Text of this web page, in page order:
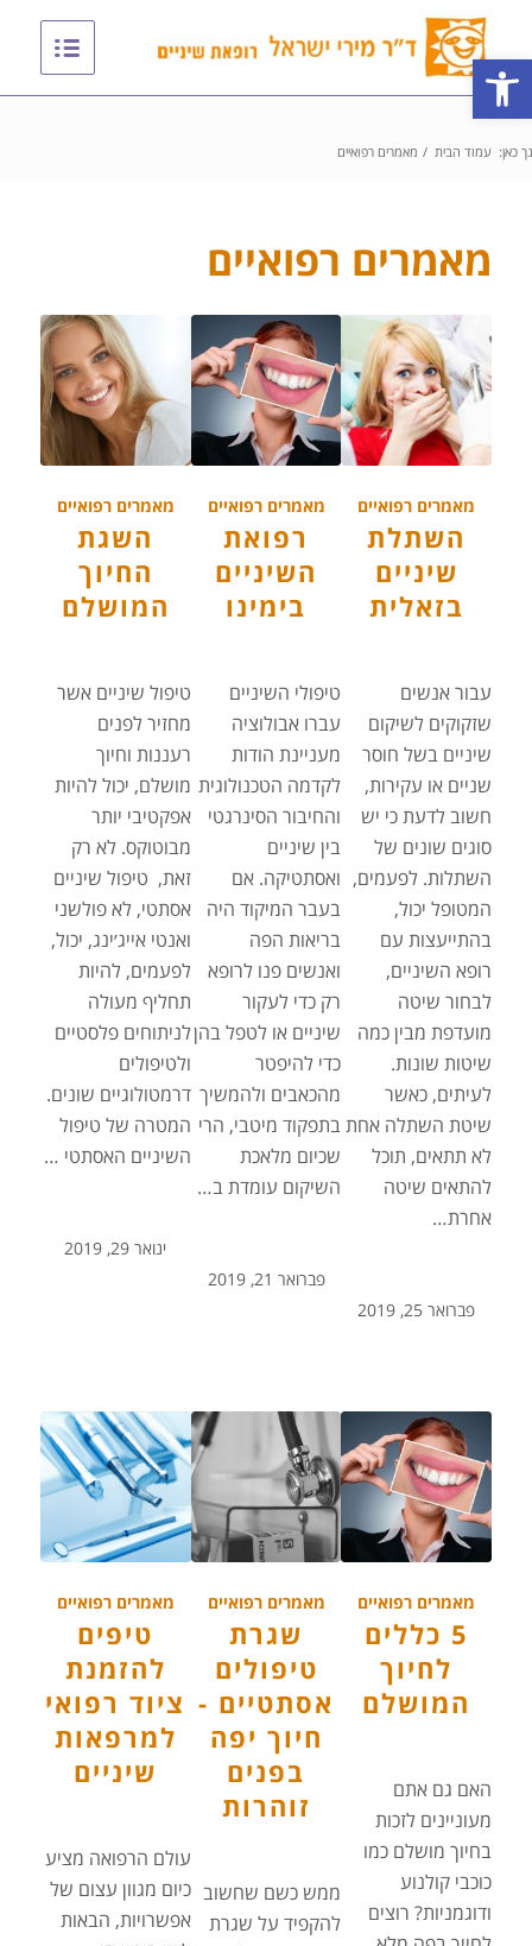
פתח סרגל נגישות
כאן: עמוד הבית / מאמרים רפואיים
מאמרים רפואיים
מאמרים רפואיים
השתלת
שיניים
בזאלית
עבור אנשים
שזקוקים לשיקום
שיניים בשל חוסר
שניים או עקירות,
חשוב לדעת כי יש
סוגים שונים של
השתלות. לפעמים,
המטופל יכול,
בהתייעצות עם
רופא השיניים,
לבחור שיטה
מועדפת מבין כמה
שיטות שונות.
לעיתים, כאשר
שיטת השתלה אחת
לא תתאים, תוכל
להתאים שיטה
אחרת…
פברואר 25, 2019
מאמרים רפואיים
רפואת
השיניים
בימינו
טיפולי השיניים
עברו אבולוציה
מעניינת הודות
לקדמה הטכנולוגית
והחיבור הסינרגטי
בין שיניים
ואסתטיקה. אם
בעבר המיקוד היה
בריאות הפה
ואנשים פנו לרופא
רק כדי לעקור
שיניים או לטפל בהן
כדי להיפטר
מהכאבים ולהמשיך
בתפקוד מיטבי, הרי
שכיום מלאכת
השיקום עומדת ב…
פברואר 21, 2019
מאמרים רפואיים
השגת
החיוך
המושלם
טיפול שיניים אשר
מחזיר לפנים
רעננות וחיוך
מושלם, יכול להיות
אפקטיבי יותר
מבוטוקס. לא רק
זאת, טיפול שיניים
אסתטי, לא פולשני
ואנטי אייג׳ינג, יכול,
לפעמים, להיות
תחליף מעולה
לניתוחים פלסטיים
ולטיפולים
דרמטולוגיים שונים.
המטרה של טיפול
השיניים האסתטי …
ינואר 29, 2019
מאמרים רפואיים
5 כללים
לחיוך
המושלם
האם גם אתם
מעוניינים לזכות
בחיוך מושלם כמו
כוכבי קולנוע
ודוגמניות? רוצים
מאמרים רפואיים
שגרת
טיפולים
אסתטיים -
חיוך יפה
בפנים
זוהרות
ממש כשם שחשוב
להקפיד על שגרת
מאמרים רפואיים
טיפים
להזמנת
ציוד רפואי
למרפאות
שיניים
עולם הרפואה מציע
כיום מגוון עצום של
אפשרויות, הבאות